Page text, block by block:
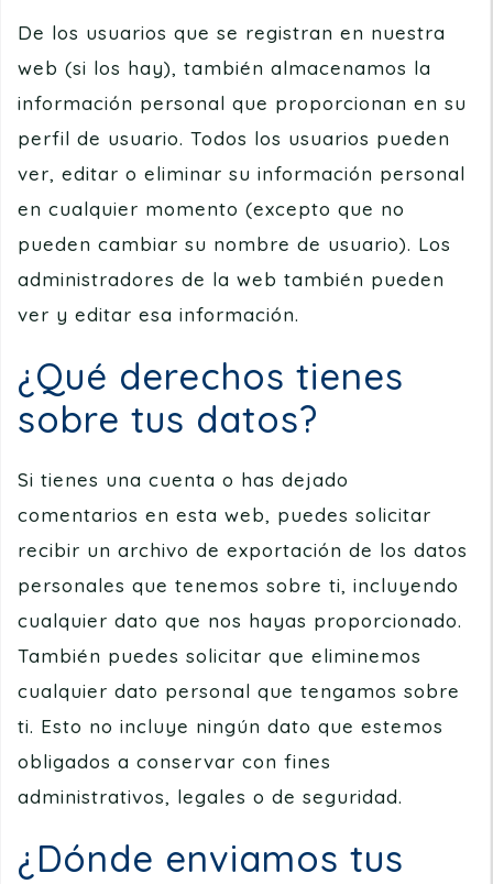
De los usuarios que se registran en nuestra
web (si los hay), también almacenamos la
información personal que proporcionan en su
perfil de usuario. Todos los usuarios pueden
ver, editar o eliminar su información personal
en cualquier momento (excepto que no
pueden cambiar su nombre de usuario). Los
administradores de la web también pueden
ver y editar esa información.
¿Qué derechos tienes
sobre tus datos?
Si tienes una cuenta o has dejado
comentarios en esta web, puedes solicitar
recibir un archivo de exportación de los datos
personales que tenemos sobre ti, incluyendo
cualquier dato que nos hayas proporcionado.
También puedes solicitar que eliminemos
cualquier dato personal que tengamos sobre
ti. Esto no incluye ningún dato que estemos
obligados a conservar con fines
administrativos, legales o de seguridad.
¿Dónde enviamos tus